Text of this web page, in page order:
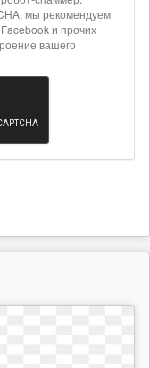
мы рекомендуем
и прочих
вашего